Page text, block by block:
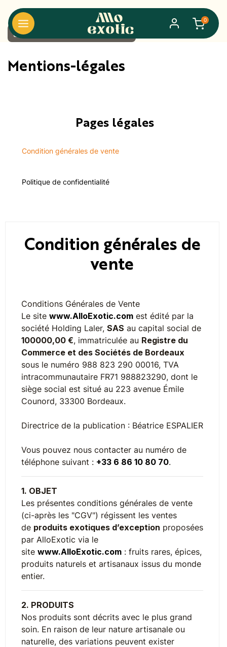
0
Accueil Mentions-légales
Mentions-légales
Pages légales
Condition générales de vente
Politique de confidentialité
Condition générales de
vente
Conditions Générales de Vente
Le site www.AlloExotic.com est édité par la
société Holding Laler, SAS au capital social de
100000,00 €, immatriculée au Registre du
Commerce et des Sociétés de Bordeaux
sous le numéro 988 823 290 00016, TVA
intracommunautaire FR71 988823290, dont le
siège social est situé au 223 avenue Émile
Counord, 33300 Bordeaux.
Directrice de la publication : Béatrice ESPALIER
Vous pouvez nous contacter au numéro de
téléphone suivant : +33 6 86 10 80 70.
1. OBJET
Les présentes conditions générales de vente
(ci-après les "CGV") régissent les ventes
de produits exotiques d’exception proposées
par AlloExotic via le
site www.AlloExotic.com : fruits rares, épices,
produits naturels et artisanaux issus du monde
entier.
2. PRODUITS
Nos produits sont décrits avec le plus grand
soin. En raison de leur nature artisanale ou
naturelle, des variations peuvent exister